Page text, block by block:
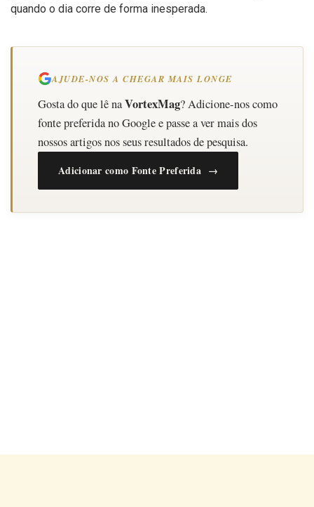
quando o dia corre de forma inesperada.
AJUDE-NOS A CHEGAR MAIS LONGE
Gosta do que lê naVortexMag? Adicione-nos como
fonte preferida no Google e passe a ver mais dos
nossos artigos nos seus resultados de pesquisa.
Adicionar como Fonte Preferida →